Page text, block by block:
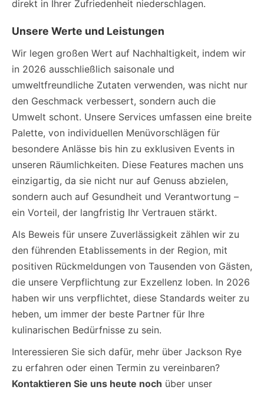
direkt in Ihrer Zufriedenheit niederschlagen.
Unsere Werte und Leistungen
Wir legen großen Wert auf Nachhaltigkeit, indem wir
in 2026 ausschließlich saisonale und
umweltfreundliche Zutaten verwenden, was nicht nur
den Geschmack verbessert, sondern auch die
Umwelt schont. Unsere Services umfassen eine breite
Palette, von individuellen Menüvorschlägen für
besondere Anlässe bis hin zu exklusiven Events in
unseren Räumlichkeiten. Diese Features machen uns
einzigartig, da sie nicht nur auf Genuss abzielen,
sondern auch auf Gesundheit und Verantwortung –
ein Vorteil, der langfristig Ihr Vertrauen stärkt.
Als Beweis für unsere Zuverlässigkeit zählen wir zu
den führenden Etablissements in der Region, mit
positiven Rückmeldungen von Tausenden von Gästen,
die unsere Verpflichtung zur Exzellenz loben. In 2026
haben wir uns verpflichtet, diese Standards weiter zu
heben, um immer der beste Partner für Ihre
kulinarischen Bedürfnisse zu sein.
Interessieren Sie sich dafür, mehr über Jackson Rye
zu erfahren oder einen Termin zu vereinbaren?
Kontaktieren Sie uns heute noch über unser